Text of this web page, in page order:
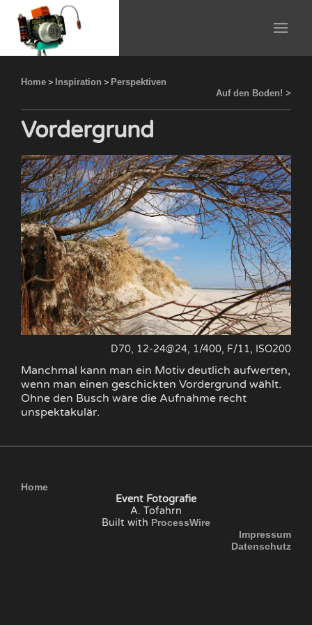
Home > Inspiration > Perspektiven
Auf den Boden! >
Vordergrund
D70, 12-24@24, 1/400, F/11, ISO200
Manchmal kann man ein Motiv deutlich aufwerten,
wenn man einen geschickten Vordergrund wählt.
Ohne den Busch wäre die Aufnahme recht
unspektakulär.
Home
Event Fotografie
A. Tofahrn
Built with ProcessWire
Impressum
Datenschutz